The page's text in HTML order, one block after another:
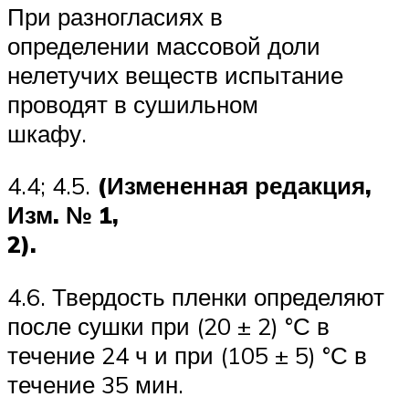
При разногласиях в
определении массовой доли
нелетучих веществ испытание
проводят в сушильном
шкафу.
4.4; 4.5. (Измененная редакция,
Изм. № 1,
2).
4.6. Твердость пленки определяют
после сушки при (20 ± 2) °С в
течение 24 ч и при (105 ± 5) °С в
течение 35 мин.